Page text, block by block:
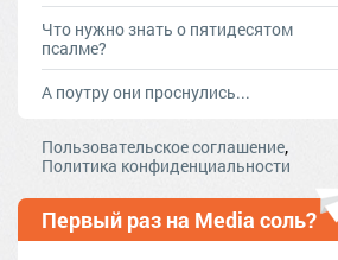
Что нужно знать о пятидесятом
псалме?
А поутру они проснулись...
Пользовательское соглашение,
Политика конфиденциальности
Первый раз на Media соль?